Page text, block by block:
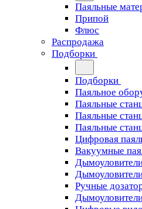
Паяльные
Припой
Флюс
Распродажа
Подборки
Подборки
Паяльное
Паяльные
Паяльные
Паяльные
Цифровая
Вакуумные
Ручные